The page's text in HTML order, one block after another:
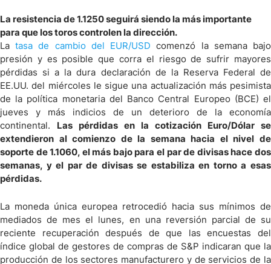
La resistencia de 1.1250 seguirá siendo la más importante
para que los toros controlen la dirección.
Latasa de cambio del EUR/USD comenzó la semana bajo
presión y es posible que corra el riesgo de sufrir mayores
pérdidas si a la dura declaración de la Reserva Federal de
EE.UU. del miércoles le sigue una actualización más pesimista
de la política monetaria del Banco Central Europeo (BCE) el
jueves y más indicios de un deterioro de la economía
continental. Las pérdidas en la cotización Euro/Dólar se
extendieron al comienzo de la semana hacia el nivel de
soporte de 1.1060, el más bajo para el par de divisas hace dos
semanas, y el par de divisas se estabiliza en torno a esas
pérdidas.
La moneda única europea retrocedió hacia sus mínimos de
mediados de mes el lunes, en una reversión parcial de su
reciente recuperación después de que las encuestas del
índice global de gestores de compras de S&P indicaran que la
producción de los sectores manufacturero y de servicios de la